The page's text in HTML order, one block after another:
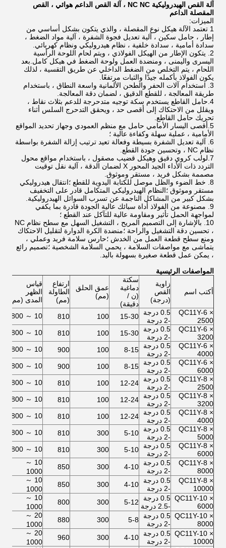
آلة القص الهيدروليكية NC NC ، آلة القص الداعم هوائي ، القص
المقصلة الداعم
الميزات:
1 تعتمد الآلة هيكل نوع المقصلة ، والذي يتكون بشكل أساسي من
إطار ، حامل سكين ، آلية تعديل فجوة الشفرة ، آلية مواد الضغط ،
سدادة أمامية ، سدادة خلفية ، نظام هيدروليكي ونظام كهربائي.
2. يتكون الإطار من الهيكل الفولاذي ، ويتم لحام اللوحة الرأسية
اليسرى واليمنى ، ومنضدة العمل ولوحة الضغط في هيكل كامل.بعد
اللحام ، يتم التخلص من الضغط الداخلي عن طريق التقسية ، لذلك
يكون الفولاذ بأكمله جيدًا والثبات مرتفعًا.
3. استخدام آلات الحفر والطحن الألمانية واسعة النطاق ، باستخدام
طريقة المعالجة ، للقطع الدقيق ، لضمان دقة المعالجة.
4.حامل القاطع يستخدم سكة توجيه متدحرجة للدعم بثلاث نقاط ،
ويقلل من الاحتكاك إلى أقصى حد ، ويحقق التدحرج السلس أثناء
تحريك حامل القاطع.
5.أقصى اليسار الأمامي حامل مع منظم العمودي وجهاز تحديد المواقع
الأمامية ، عملية سهلة وكفاءة عالية ؛
6. آلية تعديل الشفرة بسيطة وفعالة تعيد ترتيب إزالة الشفرة بواسطة
نظام NC ، وتحسين جودة القطع.
7.لولب كروي دقيق وهيكل قضيب مصقول ، باستخدام مواقع محول
التردد ذات الأداء الجيد المحور X لضمان الدقة ، آلية نقل توقيت
مصممة بشكل فريد ، مستقر وموثوق.
8. خط الضوء والظل موصل للكتابة اليدوية للقطع ؛انتقال هيدروليكي
مستقر وموثوق ؛النظام الهيدروليكي المتكامل قادر على التخفيف
بشكل كبير من المشاكل الناجمة عن تسرب السوائل الهيدروليكية.
9. مصنوعة من الفولاذ أداة سبائك عالية الجودة قادرة بما يكفي
لمواجهة الحمل تأثير ومقاومة عالية للتآكل عند القطع ؛
10. بالإشارة إلى التصميم المريح ، التشغيل السهل مع سطح نظام NC
، تحسين دقة التشغيل والراحة ؛منضدة الكرة الدوارة لتقليل الاحتكاك
ومنع سطح قطعة العمل من الخدش ؛حارس سلامة فريد وعملي ،
يتماشى مع مواصفات السلامة ، يحمي السلامة الشخصية ؛تصميم رائع
، يمكن عمل قطعة صغيرة بسهولة باليد.
المواصفات الرئيسية
أكتب اسم
زاوية
القص
(درجة)
سكتة
دماغية
(ن /
دقيقة)
عمق الحلق
(مم)
ارتفاع
الطاولة
(مم)
قياس
الظهر
المدى (مم)
QC11Y-6 ×
2500
0.5 درجة
-2 درجة
15-30
100
810
10 ～ 800
QC11Y-6 ×
3200
0.5 درجة
-2 درجة
15-30
100
810
10 ～ 800
QC11Y-6 ×
4000
0.5 درجة
-2 درجة
8-15
100
900
10 ～ 800
QC11Y-6 ×
6000
0.5 درجة
-2 درجة
8-15
100
900
10 ～ 800
QC11Y-8 ×
2500
0.5 درجة
-2 درجة
12-24
100
810
10 ～ 800
QC11Y-8 ×
3200
0.5 درجة
-2 درجة
12-24
100
810
10 ～ 800
QC11Y-8 ×
4000
0.5 درجة
-2 درجة
12-24
100
810
10 ～ 800
QC11Y-8 ×
5000
0.5 درجة
-2 درجة
5-10
300
810
10 ～ 800
QC11Y-8 ×
6000
0.5 درجة
-2 درجة
5-10
300
810
10 ～ 800
QC11Y-8 ×
8000
0.5 درجة
-2 درجة
4-10
300
850
10 ～
1000
QC11Y-8 ×
10000
0.5 درجة
-2 درجة
4-10
300
850
10 ～
1000
QC11Y-10 ×
6000
0.5 درجة
-2.5 درجة
5-12
300
800
10 ～
1000
QC11Y-10 ×
8000
0.5 درجة
-2 درجة
5-8
300
880
20 ～
1000
QC11Y-10 ×
10000
0.5 درجة
-2 درجة
4-10
300
960
20 ～
1000